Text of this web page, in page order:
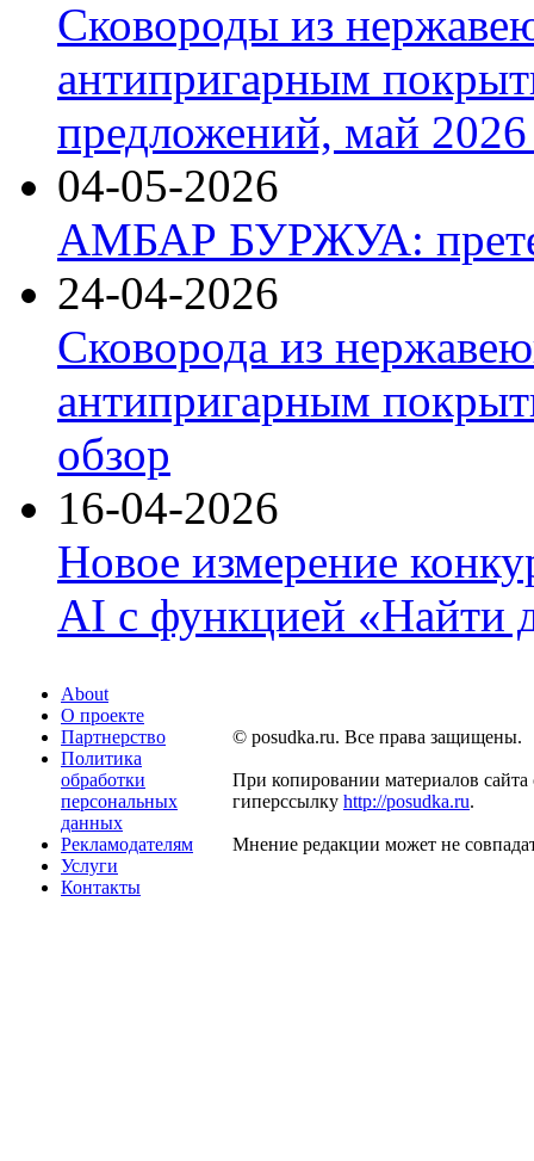
Сковороды из
антипригарным
предложений, май 2026
04-05-2026
АМБАР БУРЖУА:
24-04-2026
Сковорода из
антипригарным
обзор
16-04-2026
Новое измерение
AI с функцией «Найти
About
О проекте
Партнерство
Политика
обработки
персональных
данных
Рекламодателям
Услуги
Контакты
© posudka.ru. Все права защищены.
При копировании материалов сайта
гиперссылку http://posudka.ru.
Мнение редакции может не